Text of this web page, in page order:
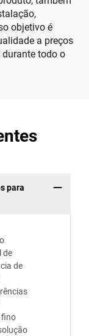
objetivo é
a preços
todo o
para
de
de
fino